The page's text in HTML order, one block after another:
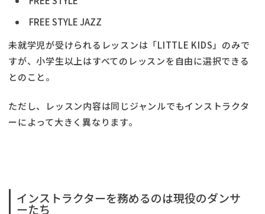
FREE STYLE JAZZ
未就学児が受けられるレッスンは「LITTLE KIDS」のみで
すが、小学生以上はすべてのレッスンを自由に選択できる
とのこと。
ただし、レッスン内容は同じジャンルでもインストラクタ
ーによって大きく異なります。
インストラクターを務めるのは現役のダンサ
ーたち